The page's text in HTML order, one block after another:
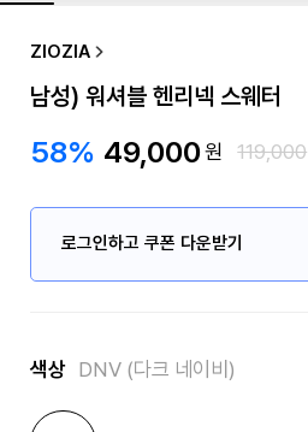
ZIOZIA
남성) 워셔블 헨리넥 스웨터
58% 49,000원 119,000
로그인하고 쿠폰 다운받기
색상 DNV (다크 네이비)